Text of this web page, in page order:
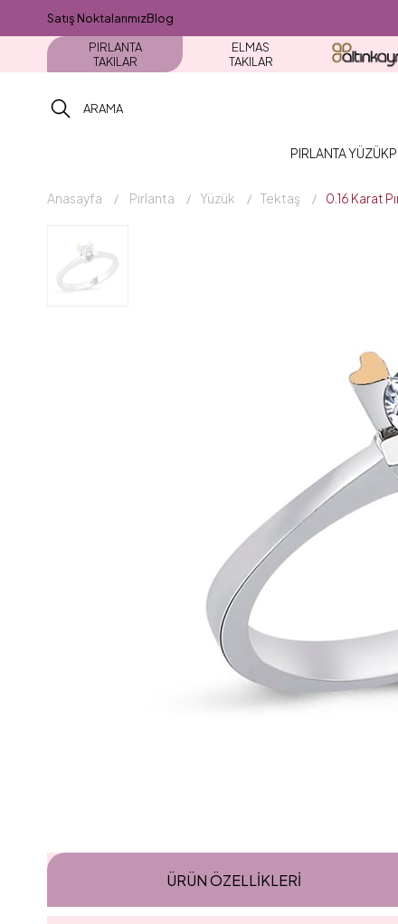
Satış NoktalarımızBlog
PIRLANTA
TAKILAR
ELMAS
TAKILAR
PIRLANTA YÜZÜK
Anasayfa Pırlanta Yüzük Tektaş 0.16 Karat
ÜRÜN ÖZELLIKLERI